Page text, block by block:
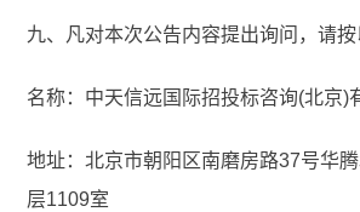
九、凡对本次公告内容提出询问，请按
名称：中天信远国际招投标咨询(北京)
地址：北京市朝阳区南磨房路37号华
层1109室